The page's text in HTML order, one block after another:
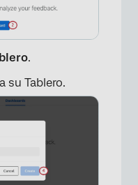
.
su Tablero.